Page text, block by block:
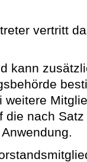
vertritt
kann
weitere
die nach